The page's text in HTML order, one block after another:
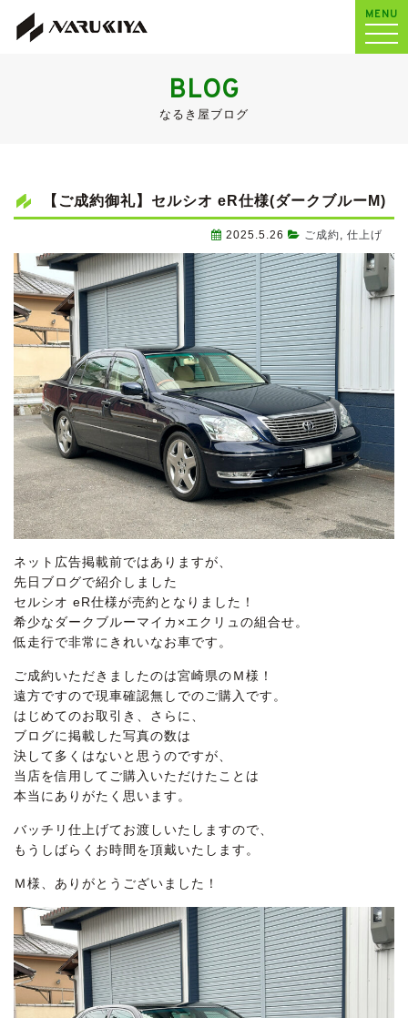
MENU
BLOG
なるき屋ブログ
【ご成約御礼】セルシオ eR仕様(ダークブルーM)
2025.5.26 ご成約, 仕上げ
ネット広告掲載前ではありますが、
先日ブログで紹介しました
セルシオ eR仕様が売約となりました！
希少なダークブルーマイカ×エクリュの組合せ。
低走行で非常にきれいなお車です。
ご成約いただきましたのは宮崎県のＭ様！
遠方ですので現車確認無しでのご購入です。
はじめてのお取引き、さらに、
ブログに掲載した写真の数は
決して多くはないと思うのですが、
当店を信用してご購入いただけたことは
本当にありがたく思います。
バッチリ仕上げてお渡しいたしますので、
もうしばらくお時間を頂戴いたします。
Ｍ様、ありがとうございました！